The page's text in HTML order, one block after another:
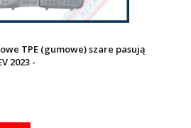
TPE (gumowe) szare pasują
2023 -